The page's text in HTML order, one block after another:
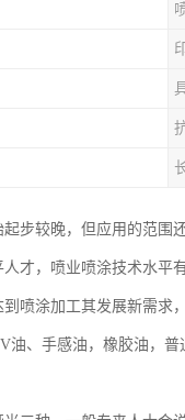
步较晚，但应用的范
才，喷业喷涂技术水
喷涂加工其发展新需求
油、手感油，橡胶油，